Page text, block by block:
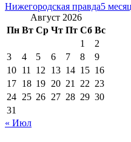
Нижегородская правда5
Август 2026
Пн Вт Ср Чт Пт Сб Вс
1
2
3
4 5 6 7 8
9
10 11 12 13 14 15 16
17 18 19 20 21 22 23
24 25 26 27 28 29 30
31
« Июл